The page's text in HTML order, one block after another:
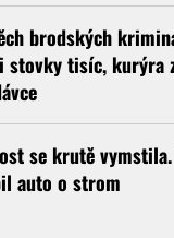
brodských
stovky tisíc, kurýra
se krutě
auto o strom